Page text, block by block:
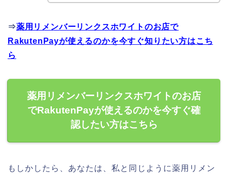
⇒薬用リメンバーリンクスホワイトのお店で
RakutenPayが使えるのかを今すぐ知りたい方はこち
ら
薬用リメンバーリンクスホワイトのお店
でRakutenPayが使えるのかを今すぐ確
認したい方はこちら
もしかしたら、あなたは、私と同じように薬用リメン